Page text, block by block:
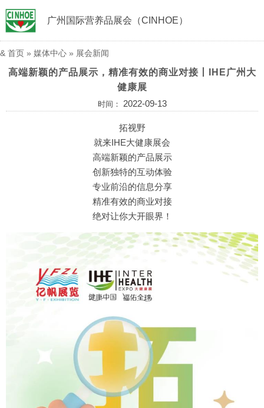
广州国际营养品展会（CINHOE）
& 首页 » 媒体中心 » 展会新闻
高端新颖的产品展示，精准有效的商业对接丨IHE广州大
健康展
时间： 2022-09-13
拓视野
就来IHE大健康展会
高端新颖的产品展示
创新独特的互动体验
专业前沿的信息分享
精准有效的商业对接
绝对让你大开眼界！